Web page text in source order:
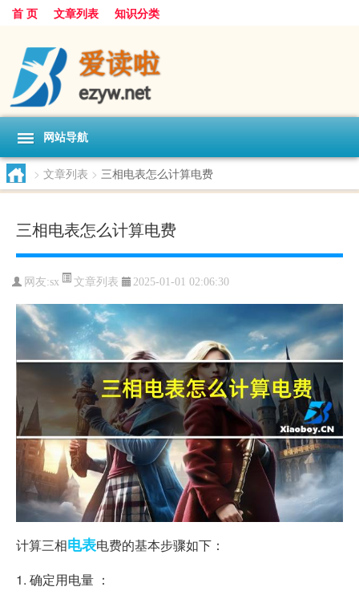
首 页 文章列表 知识分类
网站导航
> 文章列表 > 三相电表怎么计算电费
三相电表怎么计算电费
网友:sx 文章列表 2025-01-01 02:06:30
计算三相电表电费的基本步骤如下：
1. 确定用电量 ：